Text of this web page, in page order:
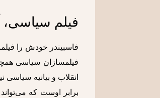
فیلم سیاسی،
برابر اوست که